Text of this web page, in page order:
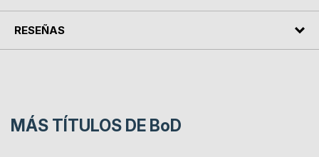
RESEÑAS
MÁS TÍTULOS DE BoD